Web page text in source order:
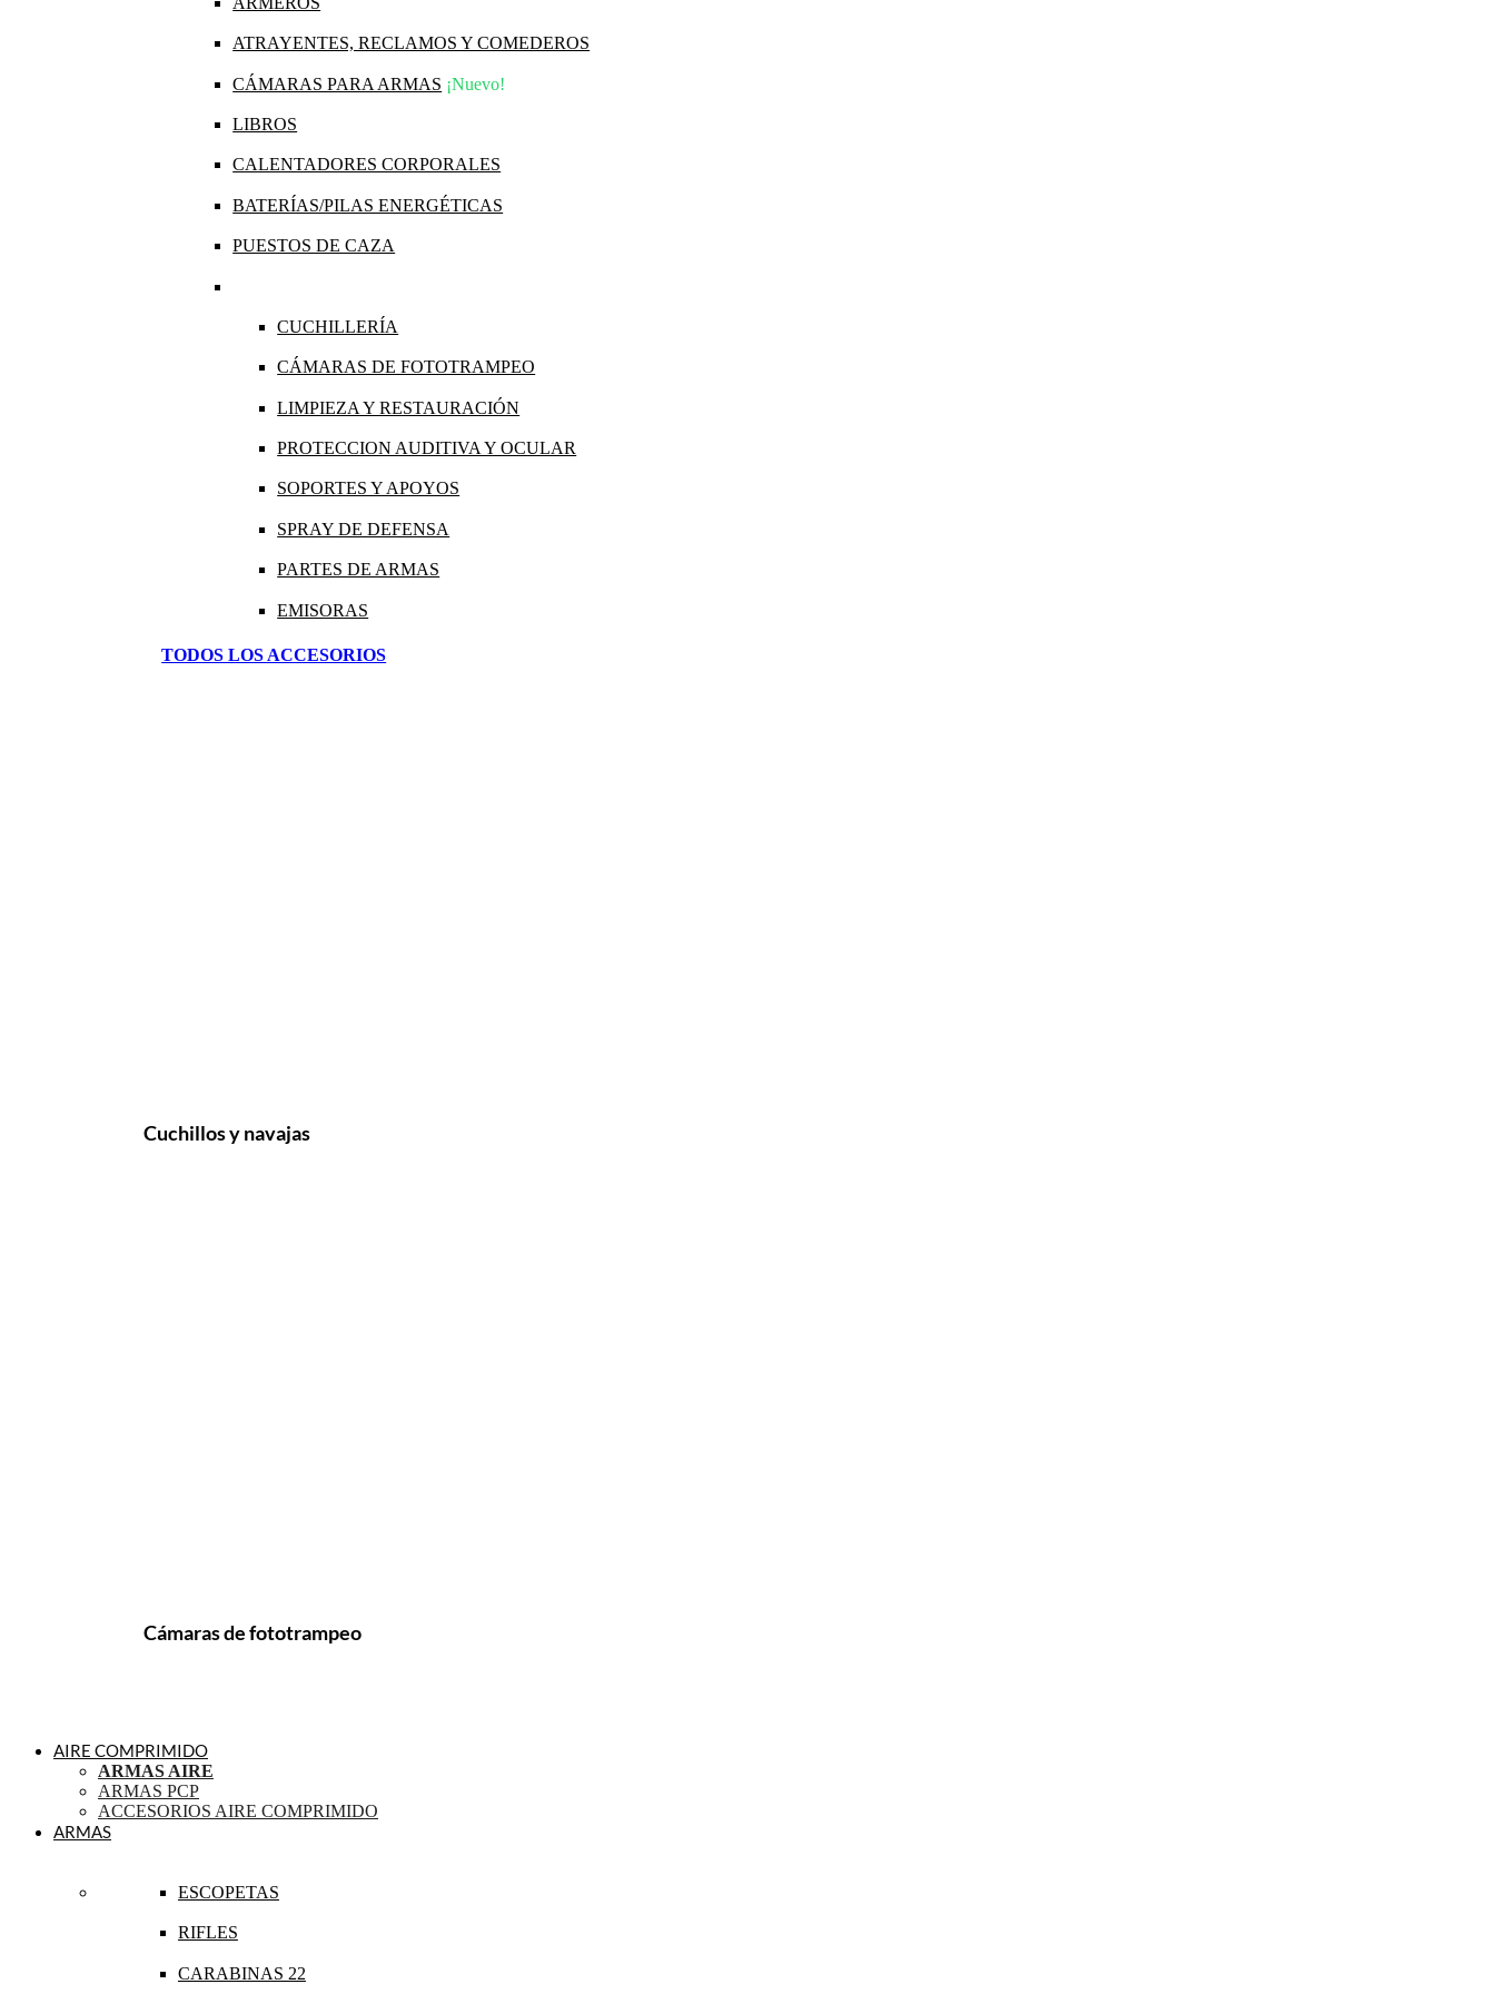
ATRAYENTES, RECLAMOS Y COMEDEROS
CÁMARAS PARA ARMAS ¡Nuevo!
LIBROS
CALENTADORES CORPORALES
BATERÍAS/PILAS ENERGÉTICAS
PUESTOS DE CAZA
CUCHILLERÍA
CÁMARAS DE FOTOTRAMPEO
LIMPIEZA Y RESTAURACIÓN
PROTECCION AUDITIVA Y OCULAR
SOPORTES Y APOYOS
SPRAY DE DEFENSA
PARTES DE ARMAS
EMISORAS
TODOS LOS ACCESORIOS
Cuchillos y navajas
Cámaras de fototrampeo
AIRE COMPRIMIDO
ARMAS AIRE
ARMAS PCP
ACCESORIOS AIRE COMPRIMIDO
ARMAS
ESCOPETAS
RIFLES
CARABINAS 22